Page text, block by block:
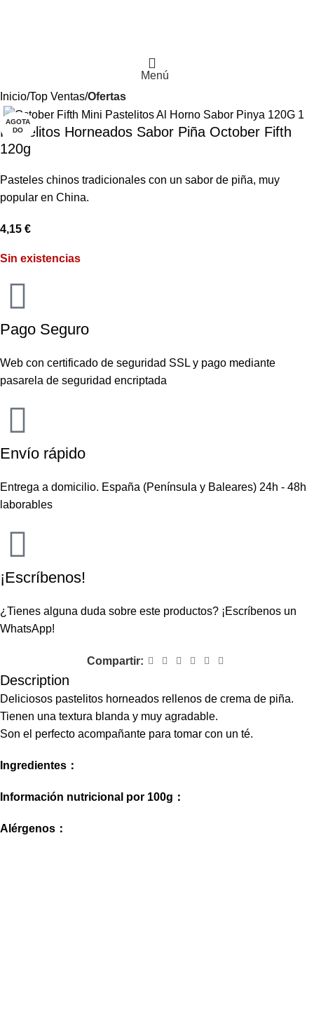
Menú
Inicio Top Ventas Ofertas
AGOTA
DO
Pastelitos Horneados Sabor Piña October Fifth
120g
Pasteles chinos tradicionales con un sabor de piña, muy
popular en China.
4,15 €
Sin existencias
Pago Seguro
Web con certificado de seguridad SSL y pago mediante
pasarela de seguridad encriptada
Envío rápido
Entrega a domicilio. España (Península y Baleares) 24h - 48h
laborables
¡Escríbenos!
¿Tienes alguna duda sobre este productos? ¡Escríbenos un
WhatsApp!
Compartir:
Description
Deliciosos pastelitos horneados rellenos de crema de piña.
Tienen una textura blanda y muy agradable.
Son el perfecto acompañante para tomar con un té.
Ingredientes：
Información nutricional por 100g：
Alérgenos：